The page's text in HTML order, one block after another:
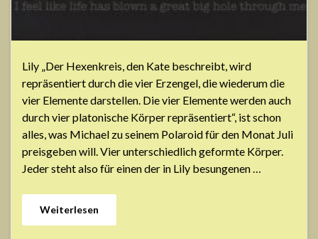
Lily „Der Hexenkreis, den Kate beschreibt, wird
repräsentiert durch die vier Erzengel, die wiederum die
vier Elemente darstellen. Die vier Elemente werden auch
durch vier platonische Körper repräsentiert“, ist schon
alles, was Michael zu seinem Polaroid für den Monat Juli
preisgeben will. Vier unterschiedlich geformte Körper.
Jeder steht also für einen der in Lily besungenen …
Weiterlesen